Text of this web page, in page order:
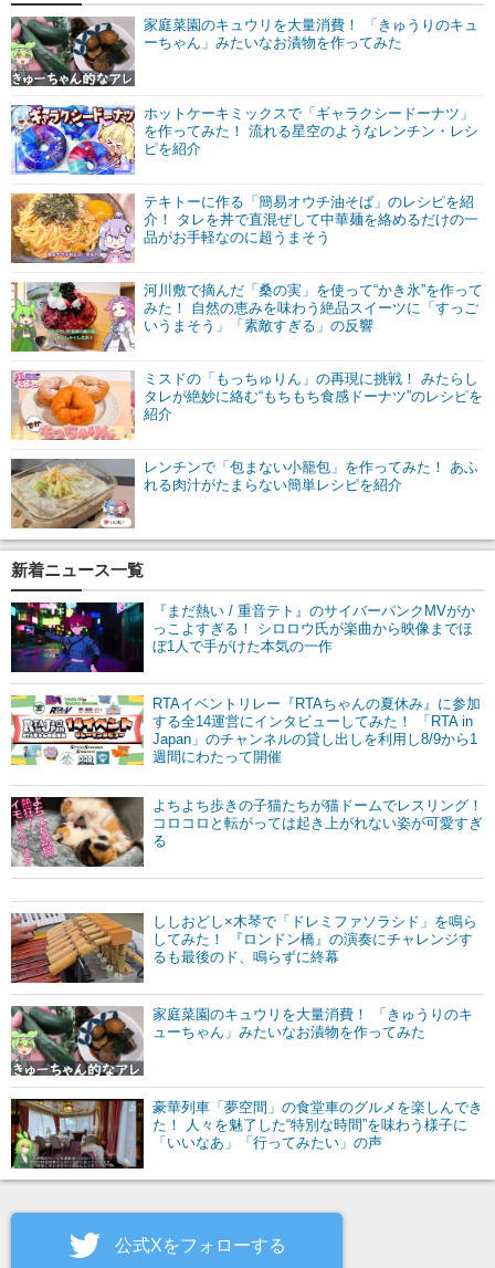
家庭菜園のキュウリを大量消費！ 「きゅうりのキュ
ーちゃん」みたいなお漬物を作ってみた
ホットケーキミックスで「ギャラクシードーナツ」
を作ってみた！ 流れる星空のようなレンチン・レシ
ピを紹介
テキトーに作る「簡易オウチ油そば」のレシピを紹
介！ タレを丼で直混ぜして中華麺を絡めるだけの一
品がお手軽なのに超うまそう
河川敷で摘んだ「桑の実」を使って“かき氷”を作って
みた！ 自然の恵みを味わう絶品スイーツに「すっご
いうまそう」「素敵すぎる」の反響
ミスドの「もっちゅりん」の再現に挑戦！ みたらし
タレが絶妙に絡む“もちもち食感ドーナツ”のレシピを
紹介
レンチンで「包まない小籠包」を作ってみた！ あふ
れる肉汁がたまらない簡単レシピを紹介
新着ニュース一覧
『まだ熱い / 重音テト』のサイバーパンクMVがか
っこよすぎる！ シロロウ氏が楽曲から映像までほ
ぼ1人で手がけた本気の一作
RTAイベントリレー『RTAちゃんの夏休み』に参加
する全14運営にインタビューしてみた！ 「RTA in
Japan」のチャンネルの貸し出しを利用し8/9から1
週間にわたって開催
よちよち歩きの子猫たちが猫ドームでレスリング！
コロコロと転がっては起き上がれない姿が可愛すぎ
る
ししおどし×木琴で「ドレミファソラシド」を鳴ら
してみた！ 『ロンドン橋』の演奏にチャレンジす
るも最後のド、鳴らずに終幕
家庭菜園のキュウリを大量消費！ 「きゅうりのキ
ューちゃん」みたいなお漬物を作ってみた
豪華列車「夢空間」の食堂車のグルメを楽しんでき
た！ 人々を魅了した“特別な時間”を味わう様子に
「いいなあ」「行ってみたい」の声
公式Xをフォローする